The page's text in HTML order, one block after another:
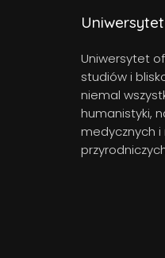
Uniwersytet
studiów i
niemal
humanistyki,
medycznych i